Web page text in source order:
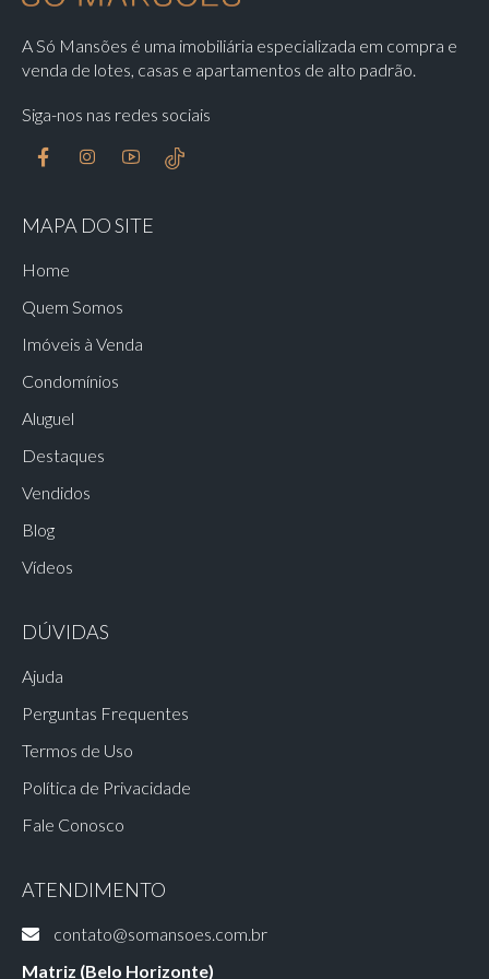
A Só Mansões é uma imobiliária especializada em compra e
venda de lotes, casas e apartamentos de alto padrão.
Siga-nos nas redes sociais
MAPA DO SITE
Home
Quem Somos
Imóveis à Venda
Condomínios
Aluguel
Destaques
Vendidos
Blog
Vídeos
DÚVIDAS
Ajuda
Perguntas Frequentes
Termos de Uso
Política de Privacidade
Fale Conosco
ATENDIMENTO
contato@somansoes.com.br
Matriz (Belo Horizonte)